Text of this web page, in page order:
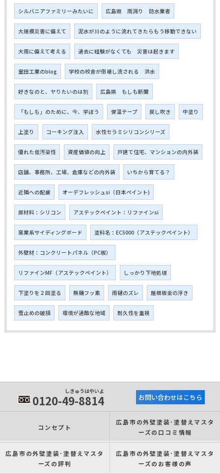
シルバニアファミリーみたいに 広島県 雨漏り 防水業者
大規模災害に備えて 泥水が川のように流れてきたらもう移動できない
大雨に備えて考える 過去に経験がなくても 災害は起きます
室田工業のblog 学校の校舎が倒壊し流される 洪水
好きなのと、ヤりたいのは別 広島県 もしも新聞
「もしも」のために、今、学ぼう 保温テープ 戻し吹き 中塗り
上塗り コーキング注入 水性セラミシリコンシリーズ
優れた低汚染性 資産価値の向上 戸建て住宅、マンションの内外装
店舗、事務所、工場、倉庫などの内外装 いちから育てる？
近隣への配慮 オーデフレッシュsi（日本ペイント)
原材料：シリコン アステックペイント：リファインsi
窯業系サイディングボード 塗料名：EC5000（アステックペイント）
外壁材：コンクリートパネル（PC板）
リファインMF（アステックペイント） しっかり下地処理
下塗りを２回塗る 無機フッ素 雨樋のズレ 屋根板金の浮き
雪止めの破損 環境が過酷な地域 耐久性を重視
しきゅうはやいよ
0120-49-8814 お問い合わせはこちら
コンセプト
広島市の外壁塗装･塗替えマスタ
ーズの口コミ情報
広島市の外壁塗装･塗替えマスタ
ーズの評判
広島市の外壁塗装･塗替えマスタ
ーズのお客様の声